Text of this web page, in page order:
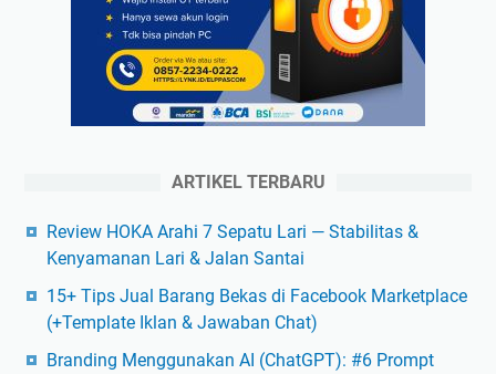
ARTIKEL TERBARU
Review HOKA Arahi 7 Sepatu Lari — Stabilitas &
Kenyamanan Lari & Jalan Santai
15+ Tips Jual Barang Bekas di Facebook Marketplace
(+Template Iklan & Jawaban Chat)
Branding Menggunakan AI (ChatGPT): #6 Prompt